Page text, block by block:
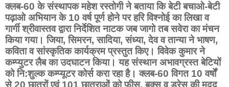
क्लब-60 के संस्थापक महेश रस्तोगी ने बताया कि बेटी बचाओ-बेटी
पढ़ाओ अभियान के 10 वर्ष पूर्ण होने पर हरि विश्नोई का लिखा व
गार्गी श्रीवास्तव द्वारा निर्देशित नाटक जब जागो तब सवेरा का मंचन
किया गया। जिया, सिमरन, सादिया, संध्या, देव व तान्या ने भाषण,
कविता व सांस्कृतिक कार्यक्रम प्रस्तुत किए। विवेक कुमार ने
कम्प्युटर लैब का उदघाटन किया। यह संस्थान अभावग्रस्त बेटियों
को नि:शुल्क कम्प्यूटर कोर्स करा रहा है। क्लब-60 विगत 10 वर्षों
से 20 छात्रों एवं 101 छात्राओं को फीस, बुक्स व ड्रेस की मदद